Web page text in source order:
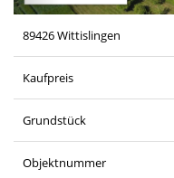
89426 Wittislingen
Kaufpreis
Grundstück
Objektnummer